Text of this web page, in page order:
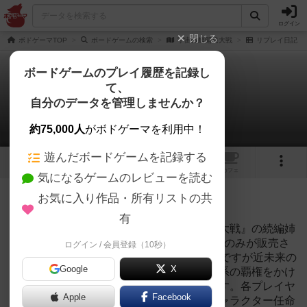
ログイン
ボドゲーマTOP ボードゲームの検索 宇宙戦艦開発大戦 リプレイ日記
宇宙戦艦開発大戦
4件のリプレイ日記
6 1
51 名に読まれています
投稿日：2023年12月10日 21時21分
『宇宙戦艦開発大戦』は『ミリタリー開発大戦』の続編姉
妹品です♪現在は『ミリタリー開発大戦改』のみが販売さ
れています♪(＾＾；)『宇宙戦艦開発大戦』ですが近未来の
宇宙大航海時代を世界観としており、太陽系の覇権をかけ
てバチバチの戦争を行う作品となっています。各プレイヤ
ーは３艘の宇宙戦艦のパーツ改造およびキャラクター任命
閉じる
ボードゲームのプレイ履歴を記録し
て、
自分のデータを管理しませんか？
約75,000人がボドゲーマを利用中！
遊んだボードゲームを記録する
気になるゲームのレビューを読む
お気に入り作品・所有リストの共
有
ログイン / 会員登録（10秒）
Google X
Apple Facebook